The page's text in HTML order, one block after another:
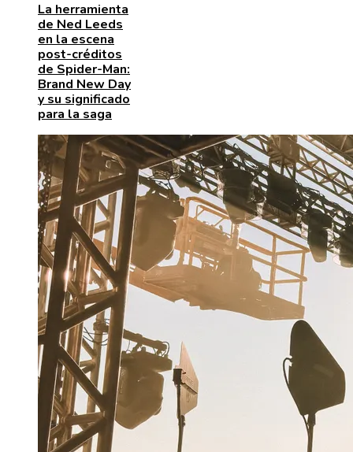
La herramienta
de Ned Leeds
en la escena
post-créditos
de Spider-Man:
Brand New Day
y su significado
para la saga